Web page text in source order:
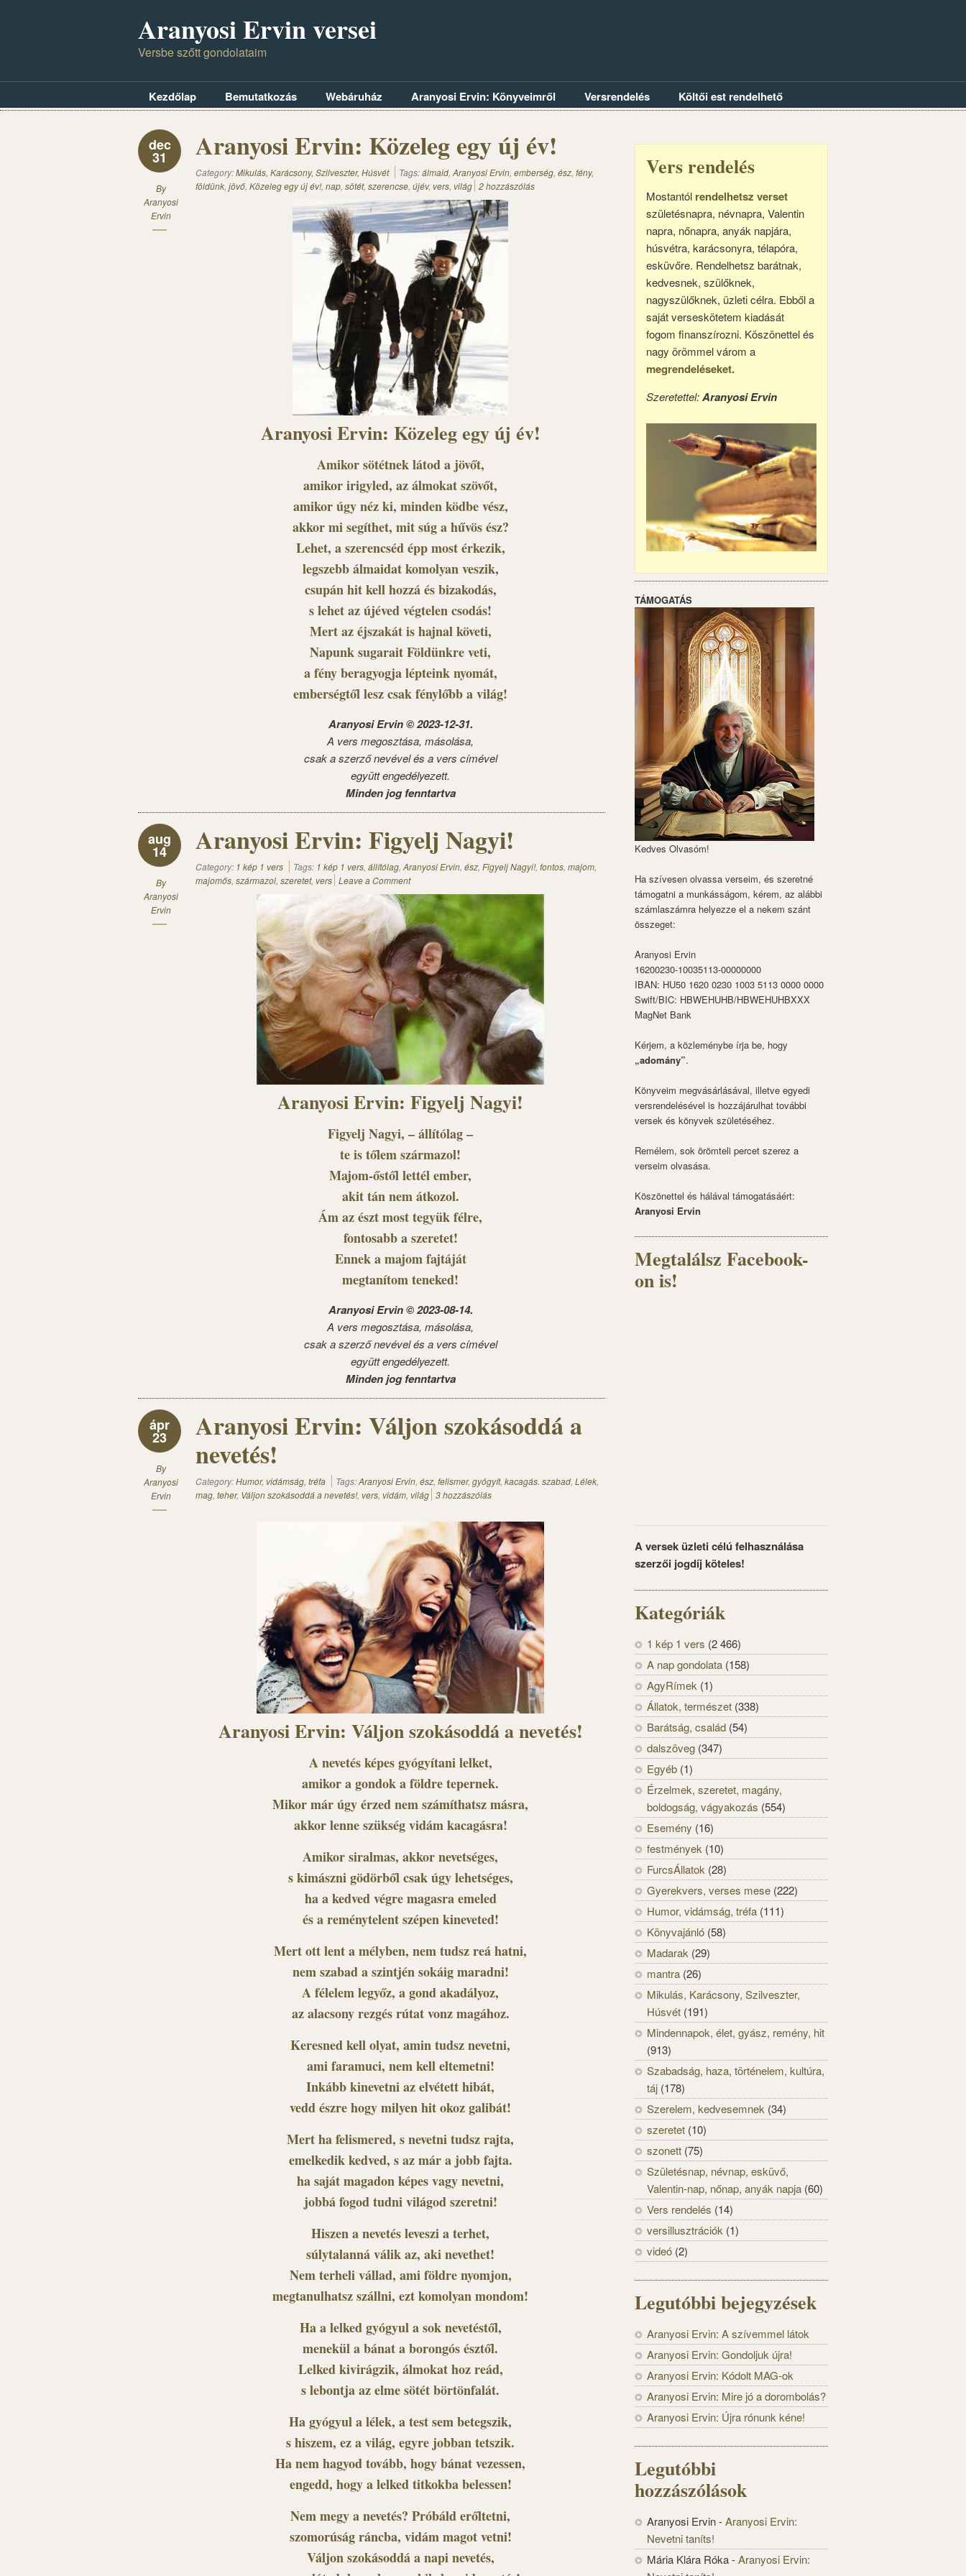
Aranyosi Ervin versei
Versbe szőtt gondolataim
Kezdőlap Bemutatkozás Webáruház Aranyosi Ervin: Könyveimről Versrendelés Költői est rendelhető
dec
31
By
Aranyosi
Ervin
Aranyosi Ervin: Közeleg egy új év!
Category:Mikulás, Karácsony, Szilveszter, Húsvét Tags:álmaid, Aranyosi Ervin, emberség, ész, fény,
földünk, jövő, Közeleg egy új év!, nap, sötét, szerencse, újév, vers, világ 2 hozzászólás
Aranyosi Ervin: Közeleg egy új év!
Amikor sötétnek látod a jövőt,
amikor irigyled, az álmokat szövőt,
amikor úgy néz ki, minden ködbe vész,
akkor mi segíthet, mit súg a hűvös ész?
Lehet, a szerencséd épp most érkezik,
legszebb álmaidat komolyan veszik,
csupán hit kell hozzá és bizakodás,
s lehet az újéved végtelen csodás!
Mert az éjszakát is hajnal követi,
Napunk sugarait Földünkre veti,
a fény beragyogja lépteink nyomát,
emberségtől lesz csak fénylőbb a világ!
Aranyosi Ervin © 2023-12-31.
A vers megosztása, másolása,
csak a szerző nevével és a vers címével
együtt engedélyezett.
Minden jog fenntartva
aug
14
By
Aranyosi
Ervin
Aranyosi Ervin: Figyelj Nagyi!
Category: 1 kép 1 vers Tags: 1 kép 1 vers, állítólag, Aranyosi Ervin, ész, Figyelj Nagyi!, fontos, majom,
majomős, származol, szeretet, vers Leave a Comment
Aranyosi Ervin: Figyelj Nagyi!
Figyelj Nagyi, – állítólag –
te is tőlem származol!
Majom-őstől lettél ember,
akit tán nem átkozol.
Ám az észt most tegyük félre,
fontosabb a szeretet!
Ennek a majom fajtáját
megtanítom teneked!
Aranyosi Ervin © 2023-08-14.
A vers megosztása, másolása,
csak a szerző nevével és a vers címével
együtt engedélyezett.
Minden jog fenntartva
ápr
23
By
Aranyosi
Ervin
Aranyosi Ervin: Váljon szokásoddá a
nevetés!
Category:Humor, vidámság, tréfa Tags:Aranyosi Ervin, ész, felismer, gyógyít, kacagás. szabad, Lélek,
mag, teher, Váljon szokásoddá a nevetés!, vers, vidám, világ 3 hozzászólás
Aranyosi Ervin: Váljon szokásoddá a nevetés!
A nevetés képes gyógyítani lelket,
amikor a gondok a földre tepernek.
Mikor már úgy érzed nem számíthatsz másra,
akkor lenne szükség vidám kacagásra!
Amikor siralmas, akkor nevetséges,
s kimászni gödörből csak úgy lehetséges,
ha a kedved végre magasra emeled
és a reménytelent szépen kineveted!
Mert ott lent a mélyben, nem tudsz reá hatni,
nem szabad a szintjén sokáig maradni!
A félelem legyőz, a gond akadályoz,
az alacsony rezgés rútat vonz magához.
Keresned kell olyat, amin tudsz nevetni,
ami faramuci, nem kell eltemetni!
Inkább kinevetni az elvétett hibát,
vedd észre hogy milyen hit okoz galibát!
Mert ha felismered, s nevetni tudsz rajta,
emelkedik kedved, s az már a jobb fajta.
ha saját magadon képes vagy nevetni,
jobbá fogod tudni világod szeretni!
Hiszen a nevetés leveszi a terhet,
súlytalanná válik az, aki nevethet!
Nem terheli vállad, ami földre nyomjon,
megtanulhatsz szállni, ezt komolyan mondom!
Ha a lelked gyógyul a sok nevetéstől,
menekül a bánat a borongós észtől.
Lelked kivirágzik, álmokat hoz reád,
s lebontja az elme sötét börtönfalát.
Ha gyógyul a lélek, a test sem betegszik,
s hiszem, ez a világ, egyre jobban tetszik.
Ha nem hagyod tovább, hogy bánat vezessen,
engedd, hogy a lelked titkokba belessen!
Nem megy a nevetés? Próbáld erőltetni,
szomorúság ráncba, vidám magot vetni!
Váljon szokásoddá a napi nevetés,
Vers rendelés
Mostantól rendelhetsz verset
születésnapra, névnapra, Valentin
napra, nőnapra, anyák napjára,
húsvétra, karácsonyra, télapóra,
esküvőre. Rendelhetsz barátnak,
kedvesnek, szülőknek,
nagyszülőknek, üzleti célra. Ebből a
saját verseskötetem kiadását
fogom finanszírozni. Köszönettel és
nagy örömmel várom a
megrendeléseket.
Szeretettel:Aranyosi Ervin
TÁMOGATÁS
Kedves Olvasóm!
Ha szívesen olvassa verseim, és szeretné
támogatni a munkásságom, kérem, az alábbi
számlaszámra helyezze el a nekem szánt
összeget:
Aranyosi Ervin
16200230-10035113-00000000
IBAN: HU50 1620 0230 1003 5113 0000 0000
Swift/BIC: HBWEHUHB/HBWEHUHBXXX
MagNet Bank
Kérjem, a közleménybe írja be, hogy
„adomány”.
Könyveim megvásárlásával, illetve egyedi
versrendelésével is hozzájárulhat további
versek és könyvek születéséhez.
Remélem, sok örömteli percet szerez a
verseim olvasása.
Köszönettel és hálával támogatásáért:
Aranyosi Ervin
Megtalálsz Facebook-
on is!
A versek üzleti célú felhasználása
szerzői jogdíj köteles!
Kategóriák
1 kép 1 vers (2 466)
A nap gondolata (158)
AgyRímek (1)
Állatok, természet (338)
Barátság, család (54)
dalszöveg (347)
Egyéb (1)
Érzelmek, szeretet, magány,
boldogság, vágyakozás (554)
Esemény (16)
festmények (10)
FurcsÁllatok (28)
Gyerekvers, verses mese (222)
Humor, vidámság, tréfa (111)
Könyvajánló (58)
Madarak (29)
mantra (26)
Mikulás, Karácsony, Szilveszter,
Húsvét (191)
Mindennapok, élet, gyász, remény, hit
(913)
Szabadság, haza, történelem, kultúra,
táj (178)
Szerelem, kedvesemnek (34)
szeretet (10)
szonett (75)
Születésnap, névnap, esküvő,
Valentin-nap, nőnap, anyák napja (60)
Vers rendelés (14)
versillusztrációk (1)
videó (2)
Legutóbbi bejegyzések
Aranyosi Ervin: A szívemmel látok
Aranyosi Ervin: Gondoljuk újra!
Aranyosi Ervin: Kódolt MAG-ok
Aranyosi Ervin: Mire jó a dorombolás?
Aranyosi Ervin: Újra rónunk kéne!
Legutóbbi
hozzászólások
Aranyosi Ervin-Aranyosi Ervin:
Nevetni taníts!
Mária Klára Róka-Aranyosi Ervin: